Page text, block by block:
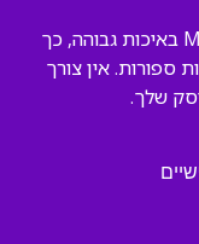
הפלייבק זמין להורדה מיידית בפורמט MP3 באיכות גבוהה, כך
ספורות. אין צורך
שלך.